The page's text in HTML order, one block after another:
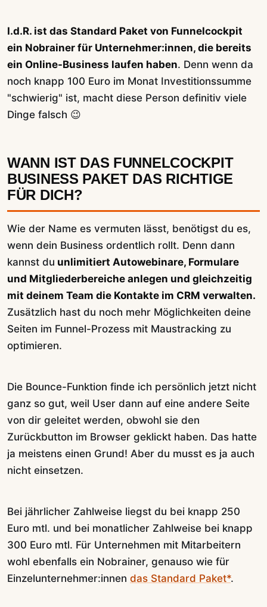
I.d.R. ist das Standard Paket von Funnelcockpit
ein Nobrainer für Unternehmer:innen, die bereits
ein Online-Business laufen haben. Denn wenn da
noch knapp 100 Euro im Monat Investitionssumme
"schwierig" ist, macht diese Person definitiv viele
Dinge falsch 😉
WANN IST DAS FUNNELCOCKPIT
BUSINESS PAKET DAS RICHTIGE
FÜR DICH?
Wie der Name es vermuten lässt, benötigst du es,
wenn dein Business ordentlich rollt. Denn dann
kannst du unlimitiert Autowebinare, Formulare
und Mitgliederbereiche anlegen und gleichzeitig
mit deinem Team die Kontakte im CRM verwalten.
Zusätzlich hast du noch mehr Möglichkeiten deine
Seiten im Funnel-Prozess mit Maustracking zu
optimieren.
Die Bounce-Funktion finde ich persönlich jetzt nicht
ganz so gut, weil User dann auf eine andere Seite
von dir geleitet werden, obwohl sie den
Zurückbutton im Browser geklickt haben. Das hatte
ja meistens einen Grund! Aber du musst es ja auch
nicht einsetzen.
Bei jährlicher Zahlweise liegst du bei knapp 250
Euro mtl. und bei monatlicher Zahlweise bei knapp
300 Euro mtl. Für Unternehmen mit Mitarbeitern
wohl ebenfalls ein Nobrainer, genauso wie für
Einzelunternehmer:innen das Standard Paket*.